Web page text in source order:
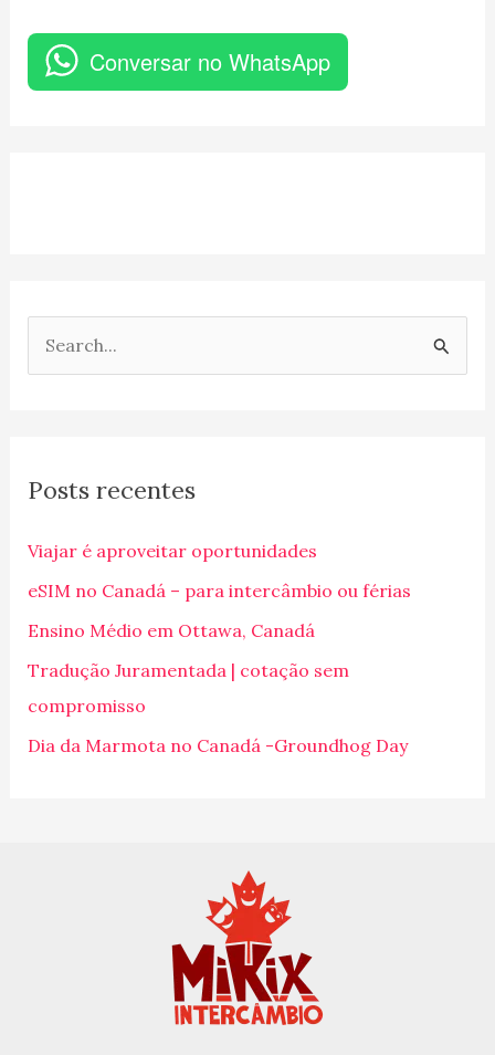
Conversar no WhatsApp
u
s
a
r
p
o
r
Posts recentes
Viajar é aproveitar oportunidades
eSIM no Canadá – para intercâmbio ou férias
Ensino Médio em Ottawa, Canadá
Tradução Juramentada | cotação sem
compromisso
Dia da Marmota no Canadá -Groundhog Day